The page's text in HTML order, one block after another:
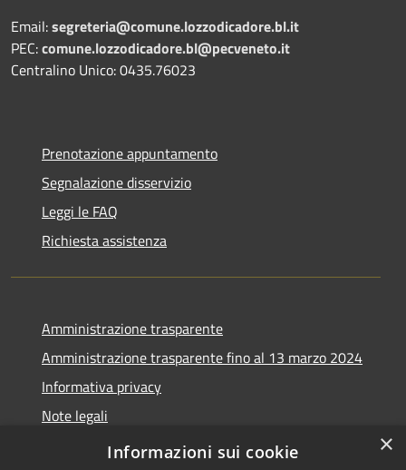
Email:segreteria@comune.lozzodicadore.bl.it
PEC:comune.lozzodicadore.bl@pecveneto.it
Centralino Unico: 0435.76023
Prenotazione appuntamento
Segnalazione disservizio
Leggi le FAQ
Richiesta assistenza
Amministrazione trasparente
Amministrazione trasparente fino al 13 marzo 2024
Informativa privacy
Note legali
Dichiarazione di accessibilità
×
Informazioni sui cookie